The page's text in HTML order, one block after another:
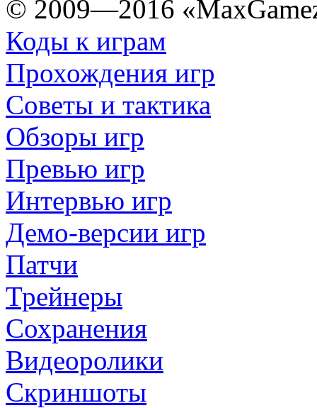
© 2009—2016
Коды к играм
Прохождения игр
Советы и тактика
Обзоры игр
Превью игр
Интервью игр
Демо-версии игр
Патчи
Трейнеры
Сохранения
Видеоролики
Скриншоты